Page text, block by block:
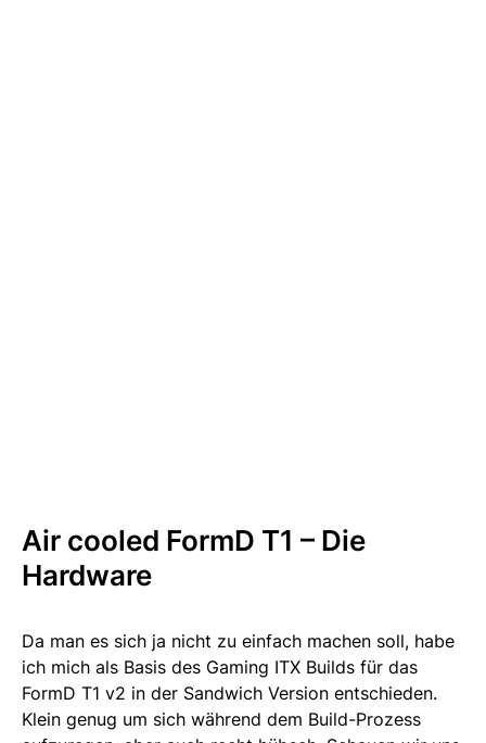
Air cooled FormD T1 – Die
Hardware
Da man es sich ja nicht zu einfach machen soll, habe
ich mich als Basis des Gaming ITX Builds für das
FormD T1 v2 in der Sandwich Version entschieden.
Klein genug um sich während dem Build-Prozess